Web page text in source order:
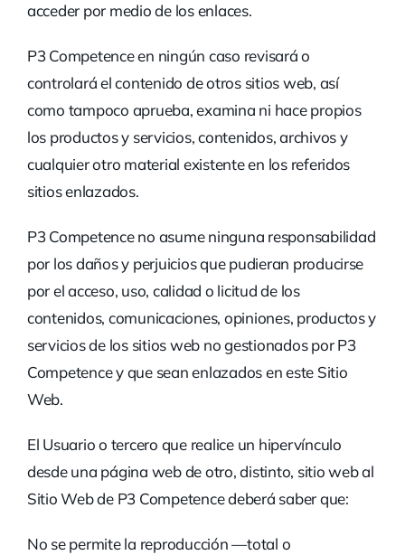
acceder por medio de los enlaces.
P3 Competence en ningún caso revisará o
controlará el contenido de otros sitios web, así
como tampoco aprueba, examina ni hace propios
los productos y servicios, contenidos, archivos y
cualquier otro material existente en los referidos
sitios enlazados.
P3 Competence no asume ninguna responsabilidad
por los daños y perjuicios que pudieran producirse
por el acceso, uso, calidad o licitud de los
contenidos, comunicaciones, opiniones, productos y
servicios de los sitios web no gestionados por P3
Competence y que sean enlazados en este Sitio
Web.
El Usuario o tercero que realice un hipervínculo
desde una página web de otro, distinto, sitio web al
Sitio Web de P3 Competence deberá saber que:
No se permite la reproducción —total o